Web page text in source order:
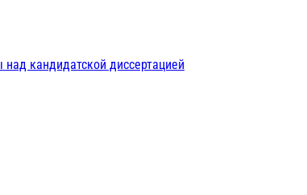
кандидатской диссертацией